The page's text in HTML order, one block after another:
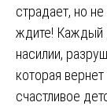
страдает, но
ждите! Каждый
насилии,
которая
счастливое